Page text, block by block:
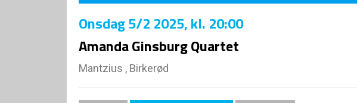
Onsdag5/2 2025, kl. 20:00
Amanda Ginsburg Quartet
Mantzius , Birkerød